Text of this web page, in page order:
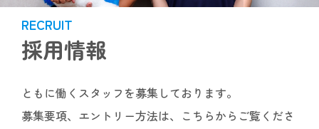
RECRUIT
採用情報
ともに働くスタッフを募集しております。
募集要項、エントリー方法は、こちらからご覧くださ